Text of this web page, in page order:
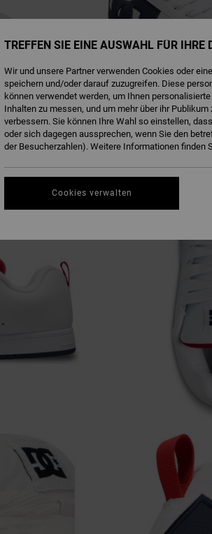
TREFFEN SIE EINE AUSWAHL FÜR IHRE
Wir und unsere Partner verwenden Cookies oder
speichern und/oder darauf zuzugreifen. Diese
können verwendet werden, um Ihnen
Inhalten zu messen, und um mehr über ihr
verbessern. Sie können Ihre Wahl so einstellen,
oder sich dagegen aussprechen, wenn Sie den
der Besucherzahlen). Weitere Informationen finden
Cookies verwalten